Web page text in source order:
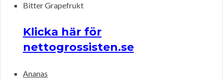
Bitter Grapefrukt
Klicka här för
nettogrossisten.se
Ananas